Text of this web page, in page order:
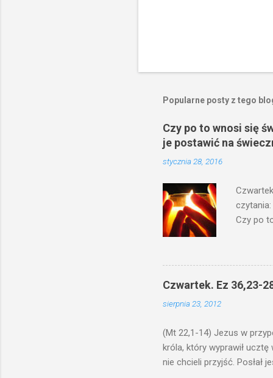
Popularne posty z tego
Czy po to wnosi się
je postawić na
stycznia 28, 2016
czytania:
Czy po
niechaj
ma. W
by je
Czwartek. Ez 36,23-
sierpnia 23, 2012
(Mt 22,1-14) Jezus w
króla, który wyprawił ucztę
nie chcieli przyjść. Posłał